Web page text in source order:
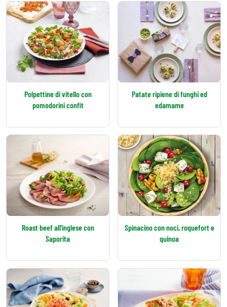
Polpettine di vitello con
pomodorini confit
Patate ripiene di funghi ed
edamame
Roast beef all'inglese con
Saporita
Spinacino con noci, roquefort e
quinoa